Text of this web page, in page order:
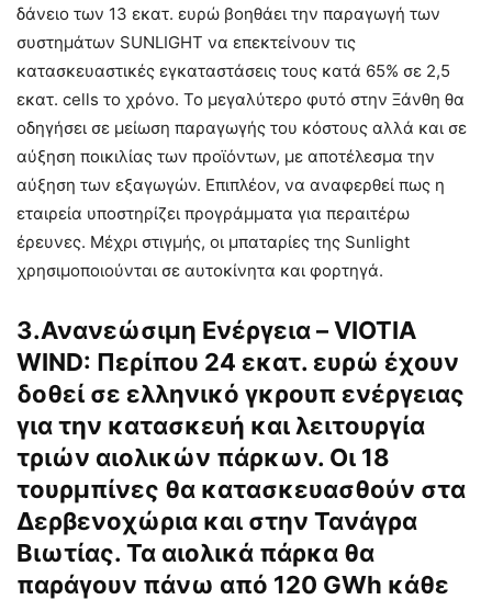
δάνειο των 13 εκατ. ευρώ βοηθάει την παραγωγή των
συστημάτων SUNLIGHT να επεκτείνουν τις
κατασκευαστικές εγκαταστάσεις τους κατά 65% σε 2,5
εκατ. cells το χρόνο. Το μεγαλύτερο φυτό στην Ξάνθη θα
οδηγήσει σε μείωση παραγωγής του κόστους αλλά και σε
αύξηση ποικιλίας των προϊόντων, με αποτέλεσμα την
αύξηση των εξαγωγών. Επιπλέον, να αναφερθεί πως η
εταιρεία υποστηρίζει προγράμματα για περαιτέρω
έρευνες. Μέχρι στιγμής, οι μπαταρίες της Sunlight
χρησιμοποιούνται σε αυτοκίνητα και φορτηγά.
3.Ανανεώσιμη Ενέργεια – VIOTIA
WIND: Περίπου 24 εκατ. ευρώ έχουν
δοθεί σε ελληνικό γκρουπ ενέργειας
για την κατασκευή και λειτουργία
τριών αιολικών πάρκων. Οι 18
τουρμπίνες θα κατασκευασθούν στα
Δερβενοχώρια και στην Τανάγρα
Βιωτίας. Τα αιολικά πάρκα θα
παράγουν πάνω από 120 GWh κάθε